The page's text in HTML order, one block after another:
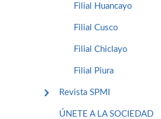
Filial Huancayo
Filial Cusco
Filial Chiclayo
Filial Piura
Revista SPMI
ÚNETE A LA SOCIEDAD